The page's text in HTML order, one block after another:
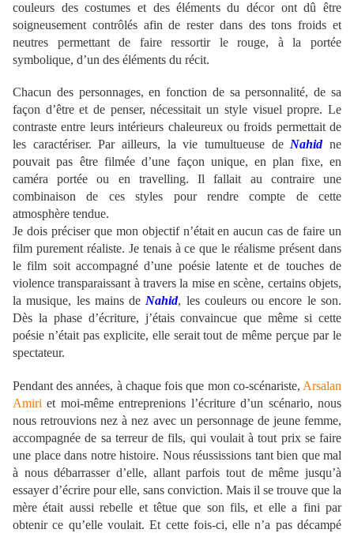
couleurs des costumes et des éléments du décor ont dû être
soigneusement contrôlés afin de rester dans des tons froids et
neutres permettant de faire ressortir le rouge, à la portée
symbolique, d’un des éléments du récit.
Chacun des personnages, en fonction de sa personnalité, de sa
façon d’être et de penser, nécessitait un style visuel propre. Le
contraste entre leurs intérieurs chaleureux ou froids permettait de
les caractériser. Par ailleurs, la vie tumultueuse de Nahidne
pouvait pas être filmée d’une façon unique, en plan fixe, en
caméra portée ou en travelling. Il fallait au contraire une
combinaison de ces styles pour rendre compte de cette
atmosphère tendue.
Je dois préciser que mon objectif n’était en aucun cas de faire un
film purement réaliste. Je tenais à ce que le réalisme présent dans
le film soit accompagné d’une poésie latente et de touches de
violence transparaissant à travers la mise en scène, certains objets,
la musique, les mains de Nahid, les couleurs ou encore le son.
Dès la phase d’écriture, j’étais convaincue que même si cette
poésie n’était pas explicite, elle serait tout de même perçue par le
spectateur.
Pendant des années, à chaque fois que mon co-scénariste, Arsalan
Amiri et moi-même entreprenions l’écriture d’un scénario, nous
nous retrouvions nez à nez avec un personnage de jeune femme,
accompagnée de sa terreur de fils, qui voulait à tout prix se faire
une place dans notre histoire. Nous réussissions tant bien que mal
à nous débarrasser d’elle, allant parfois tout de même jusqu’à
essayer d’écrire pour elle, sans conviction. Mais il se trouve que la
mère était aussi rebelle et têtue que son fils, et elle a fini par
obtenir ce qu’elle voulait. Et cette fois-ci, elle n’a pas décampé